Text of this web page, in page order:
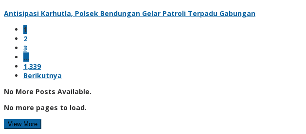
Antisipasi Karhutla, Polsek Bendungan Gelar Patroli Terpadu Gabungan
1
2
3
…
1,339
Berikutnya
No More Posts Available.
No more pages to load.
View More